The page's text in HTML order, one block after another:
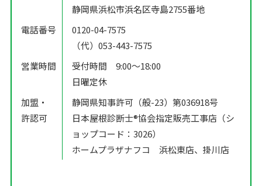
静岡県浜松市浜名区寺島2755番地
電話番号
0120-04-7575
（代）053-443-7575
営業時間
受付時間 9:00〜18:00
日曜定休
加盟・
許認可
静岡県知事許可（般-23）第036918号
日本屋根診断士®️協会指定販売工事店（シ
ョップコード：3026）
ホームプラザナフコ 浜松東店、掛川店